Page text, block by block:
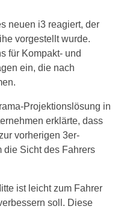
neuen i3 reagiert, der
vorgestellt wurde.
für Kompakt- und
ein, die nach
Projektionslösung in
erklärte, dass
vorherigen 3er-
die Sicht des Fahrers
ist leicht zum Fahrer
soll. Diese